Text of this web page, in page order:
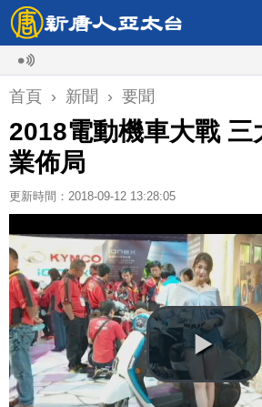
首頁 › 新聞 › 要聞
2018電動機車大戰 三
業佈局
更新時間：2018-09-12 13:28:05